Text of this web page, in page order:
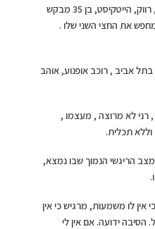
רני (שם בדוי ) הגיע אלי לקלינקה, רווק, הייטקיסט, בן 35 מבקש
את החצי השני שלו .
אביב , רוכב אופנוע, אוהב
רני לא מרוצה , מעצמו ,
וללא תכלית.
הריגשי הנמוך שבו נמצא,
לו משמעות, מרגיש כי אין
הסיבה ידועה. אם אין לי